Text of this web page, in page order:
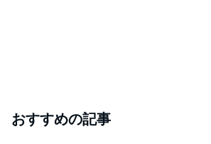
おすすめの記事